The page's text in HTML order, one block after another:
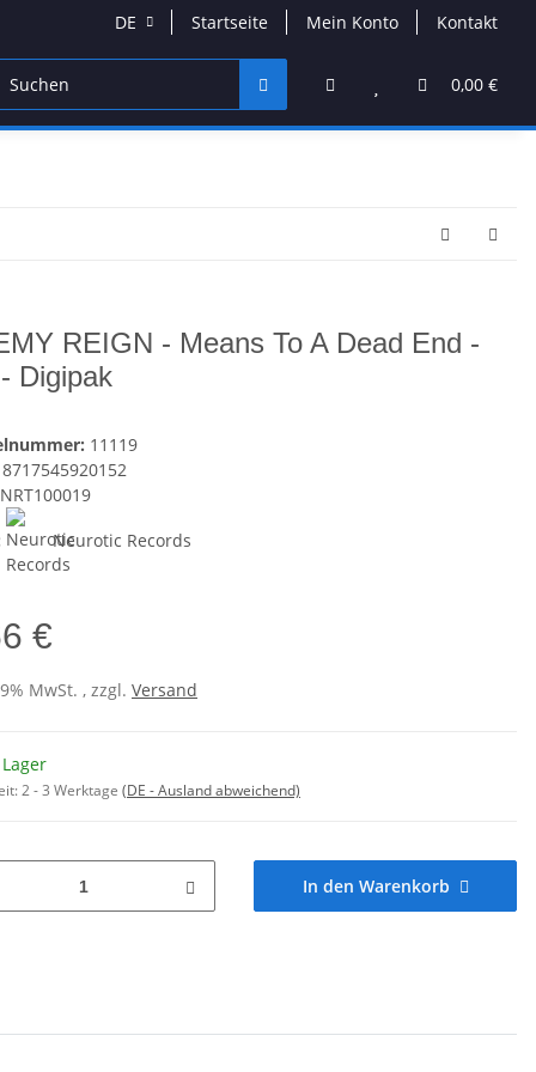
DE Startseite Mein Konto Kontakt
0,00 €
DVD & Blu-Ray Band Merchandise Schmuck &
REIGN - Means To A Dead End -
Digipak
11119
8717545920152
NRT100019
Neurotic Records
€
MwSt. , zzgl. Versand
2 - 3 Werktage (DE - Ausland abweichend)
In den Warenkorb